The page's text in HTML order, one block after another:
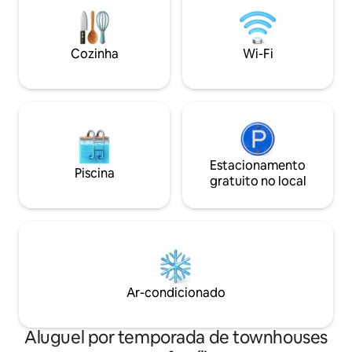
passos do Lago
você a
um edifício local -
protegido 24
Cozinha Wi-Fi
Piscina
Estacionamento
gratuito no local
Ar-condicionado
Aluguel por temporada de townhouses